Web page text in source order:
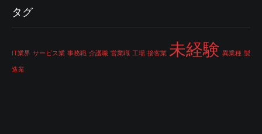
タグ
IT業界 サービス業 事務職 介護職 営業職 工場 接客業 未経験 異業種 製
造業